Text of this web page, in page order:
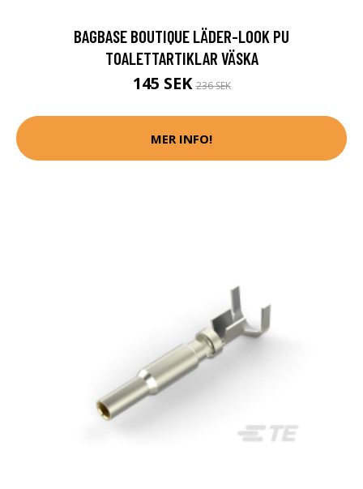
BAGBASE BOUTIQUE LÄDER-LOOK PU
TOALETTARTIKLAR VÄSKA
145 SEK236 SEK
MER INFO!